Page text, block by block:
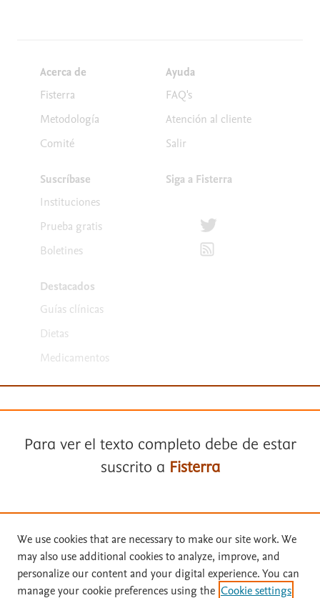
Acerca de
Fisterra
Metodología
Comité
Suscríbase
Instituciones
Prueba gratis
Boletines
Destacados
Guías clínicas
Dietas
Medicamentos
Ayuda
FAQ's
Atención al cliente
Salir
Siga a Fisterra
Síguenos en Twitter
Suscríbete para recibir
Copyright ©2026 Elsevier España SLU, sus licenciantes y
colaboradores. Se reservan todos los derechos, incluidos los de minería
de texto y datos, entrenamiento de IA y tecnologías similares. Página
actualizada en: .
Para ver el texto completo debe de estar
suscrito a Fisterra
Solicite una prueba gratuita
We use cookies that are necessary to make our site work. We
may also use additional cookies to analyze, improve, and
personalize our content and your digital experience. You can
manage your cookie preferences using the Cookie settings